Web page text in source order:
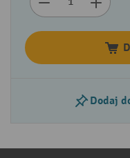
Dodaj